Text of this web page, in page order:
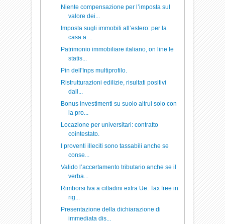
Niente compensazione per l’imposta sul
valore dei...
Imposta sugli immobili all’estero: per la
casa a ...
Patrimonio immobiliare italiano, on line le
statis...
Pin dell'Inps multiprofilo.
Ristrutturazioni edilizie, risultati positivi
dall...
Bonus investimenti su suolo altrui solo con
la pro...
Locazione per universitari: contratto
cointestato.
I proventi illeciti sono tassabili anche se
conse...
Valido l’accertamento tributario anche se il
verba...
Rimborsi Iva a cittadini extra Ue. Tax free in
rig...
Presentazione della dichiarazione di
immediata dis...